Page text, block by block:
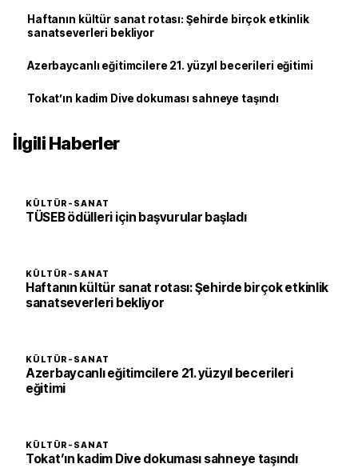
Haftanın kültür sanat rotası: Şehirde birçok etkinlik
sanatseverleri bekliyor
Azerbaycanlı eğitimcilere 21. yüzyıl becerileri eğitimi
Tokat’ın kadim Dive dokuması sahneye taşındı
İlgili Haberler
KÜLTÜR-SANAT
TÜSEB ödülleri için başvurular başladı
KÜLTÜR-SANAT
Haftanın kültür sanat rotası: Şehirde birçok etkinlik
sanatseverleri bekliyor
KÜLTÜR-SANAT
Azerbaycanlı eğitimcilere 21. yüzyıl becerileri
eğitimi
KÜLTÜR-SANAT
Tokat’ın kadim Dive dokuması sahneye taşındı